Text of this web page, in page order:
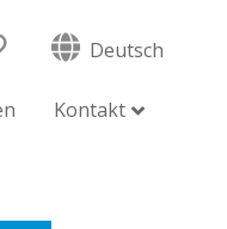
Deutsch
Kontakt